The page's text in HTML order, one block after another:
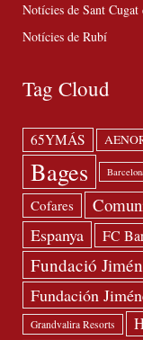
Notícies de Sant Cugat
Notícies de Rubí
Tag Cloud
65YMÁS
Bages
Cofares
Espanya FC
Fundació
Fundación
Grandvalira Resorts